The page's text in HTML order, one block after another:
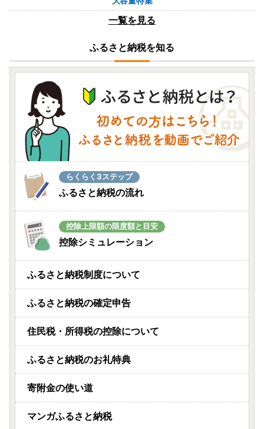
宮城県大崎市
【尾西のごはん】(和風/洋風)12個 災害・備蓄
ごはん 大崎市 尾西食品
08月08日(土) 23時53分
岩手県陸前高田市
2026年度上半期レビュー5つ星返礼品に選ばれ
ました！米崎(よねさき)りんご 品種おまかせ ...
08月08日(土) 23時06分
宮城県加美町
人気の無洗米♪味が自慢の宮城県産ひとめぼれ
北海道浜中町
み～んな大好き!! ハーゲンダッツ!!
08月08日(土) 20時46分
福島県いわき市
個包装の「ねぎとろ」がたっぷり 約1kg♪食べた
08月08日(土) 20時35分
宮崎県日南市
＼豚肉5種盛り合わせセット 合計3.7kg!!／【宮
一覧を見る
ふるさと納税を知る
らくらく3ステップ
ふるさと納税の流れ
控除上限額の限度額と目安
控除シミュレーション
ふるさと納税制度について
ふるさと納税の確定申告
住民税・所得税の控除について
ふるさと納税のお礼特典
寄附金の使い道
マンガふるさと納税